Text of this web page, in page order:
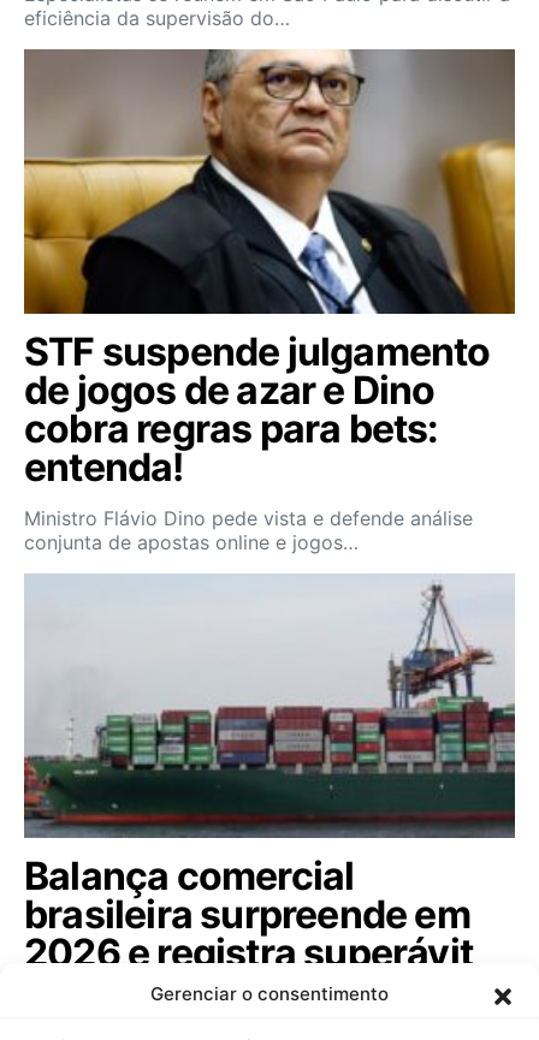
Gerenciar o consentimento
eficiência da supervisão do…
STF suspende julgamento
de jogos de azar e Dino
cobra regras para bets:
entenda!
Ministro Flávio Dino pede vista e defende análise
conjunta de apostas online e jogos…
Balança comercial
brasileira surpreende em
2026 e registra superávit
de US$ 7,1 bi em julho